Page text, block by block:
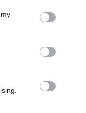
You may click to
third-party tags to
in below Google